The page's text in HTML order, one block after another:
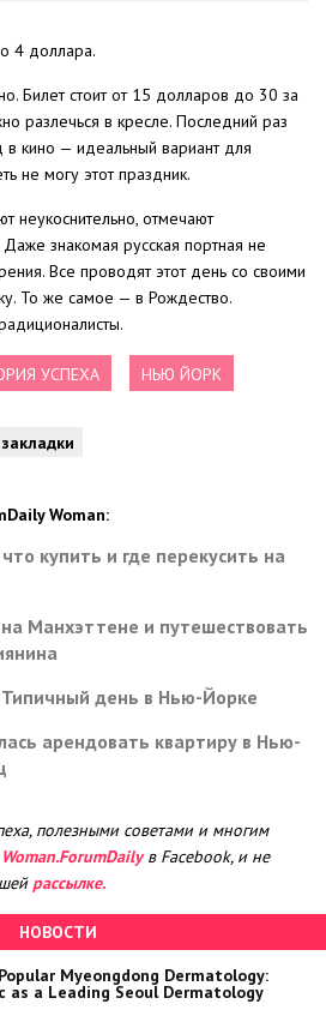
4 доллара.
Билет стоит от 15 долларов до 30 за
разлечься в кресле. Последний раз
кино — идеальный вариант для
не могу этот праздник.
неукоснительно, отмечают
знакомая русская портная не
Все проводят этот день со своими
То же самое — в Рождество.
УСПЕХА НЬЮ ЙОРК
Woman:
купить и где перекусить на
Манхэттене и путешествовать
день в Нью-Йорке
арендовать квартиру в Нью-
полезными советами и многим
Woman.ForumDailyв Facebook, и не
рассылке.
НОВОСТИ
Myeongdong Dermatology:
as a Leading Seoul Dermatology